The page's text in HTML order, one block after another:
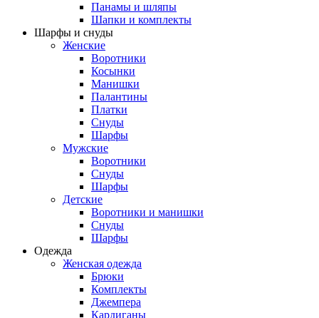
Панамы и шляпы
Шапки и комплекты
Шарфы и снуды
Женские
Воротники
Косынки
Манишки
Палантины
Платки
Снуды
Шарфы
Мужские
Воротники
Снуды
Шарфы
Детские
Воротники и манишки
Снуды
Шарфы
Одежда
Женская одежда
Брюки
Комплекты
Джемпера
Кардиганы